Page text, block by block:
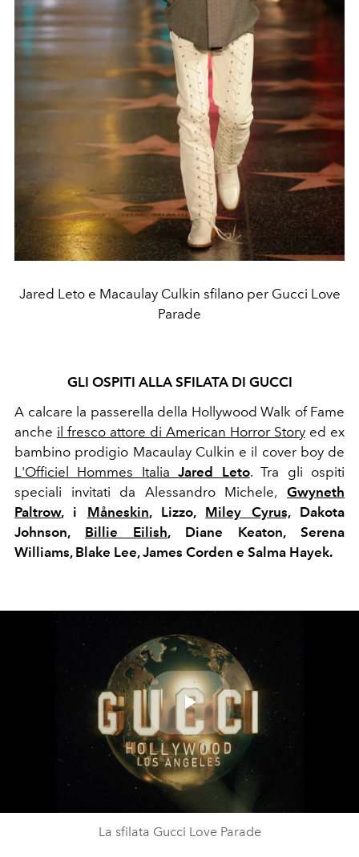
Jared Leto e Macaulay Culkin sfilano per Gucci Love
Parade
GLI OSPITI ALLA SFILATA DI GUCCI
A calcare la passerella della Hollywood Walk of Fame
anche il fresco attore di American Horror Story ed ex
bambino prodigio Macaulay Culkin e il cover boy de
L'Officiel Hommes ItaliaJared Leto. Tra gli ospiti
speciali invitati da Alessandro Michele,
Gwyneth
Paltrow, i Måneskin, Lizzo, Miley Cyrus,Dakota
Johnson, Billie Eilish, Diane Keaton, Serena
Williams, Blake Lee, James Corden e Salma Hayek.
Play
Video
La sfilata Gucci Love Parade